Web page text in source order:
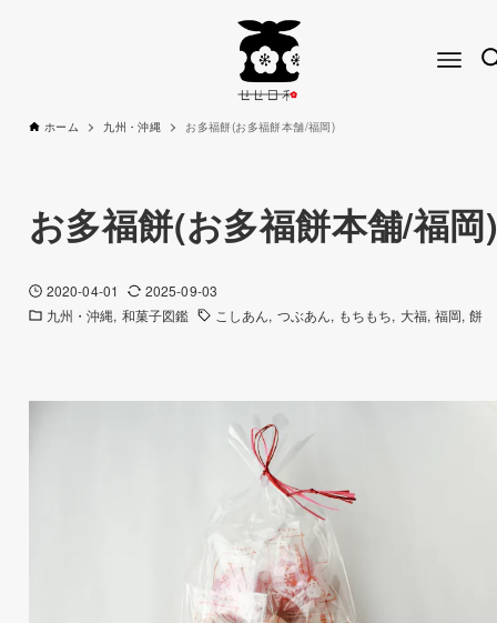
ホーム 九州・沖縄 お多福餅(お多福餅本舗/福岡)
お多福餅(お多福餅本舗/福岡)
2020-04-01
2025-09-03
九州・沖縄 和菓子図鑑 こしあん つぶあん もちもち 大福 福岡 餅